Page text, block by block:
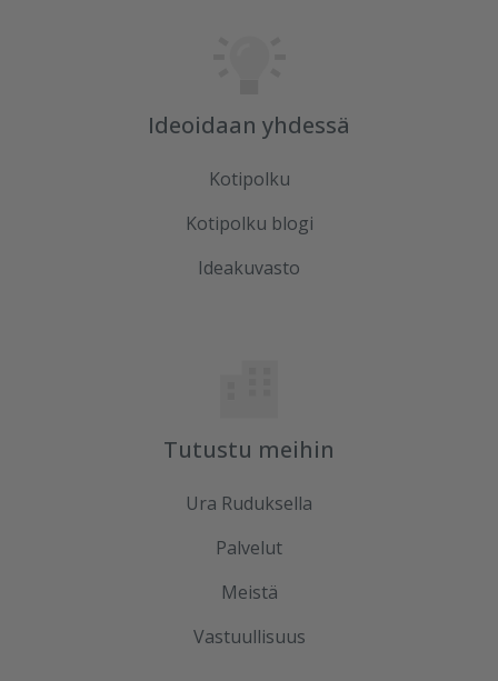
Ideoidaan yhdessä
Kotipolku
Kotipolku blogi
Ideakuvasto
Tutustu meihin
Ura Ruduksella
Palvelut
Meistä
Vastuullisuus